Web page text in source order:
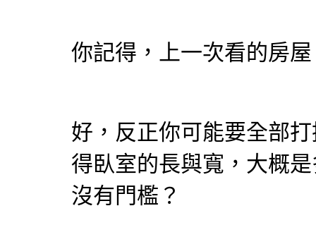
你記得，上一次看的房
好，反正你可能要全部
得臥室的長與寬，大概
沒有門檻？